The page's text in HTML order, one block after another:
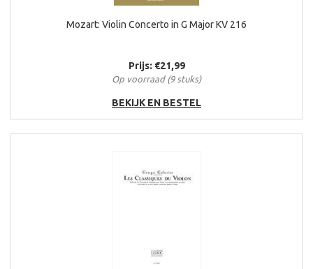
Mozart: Violin Concerto in G Major KV 216
Prijs: €21,99
Op voorraad (9 stuks)
BEKIJK EN BESTEL